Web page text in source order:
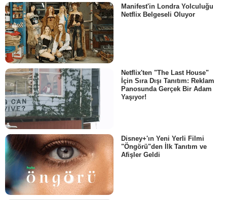
Manifest'in Londra Yolculuğu
Netflix Belgeseli Oluyor
Netflix'ten "The Last House"
İçin Sıra Dışı Tanıtım: Reklam
Panosunda Gerçek Bir Adam
Yaşıyor!
Disney+'ın Yeni Yerli Filmi
"Öngörü"den İlk Tanıtım ve
Afişler Geldi